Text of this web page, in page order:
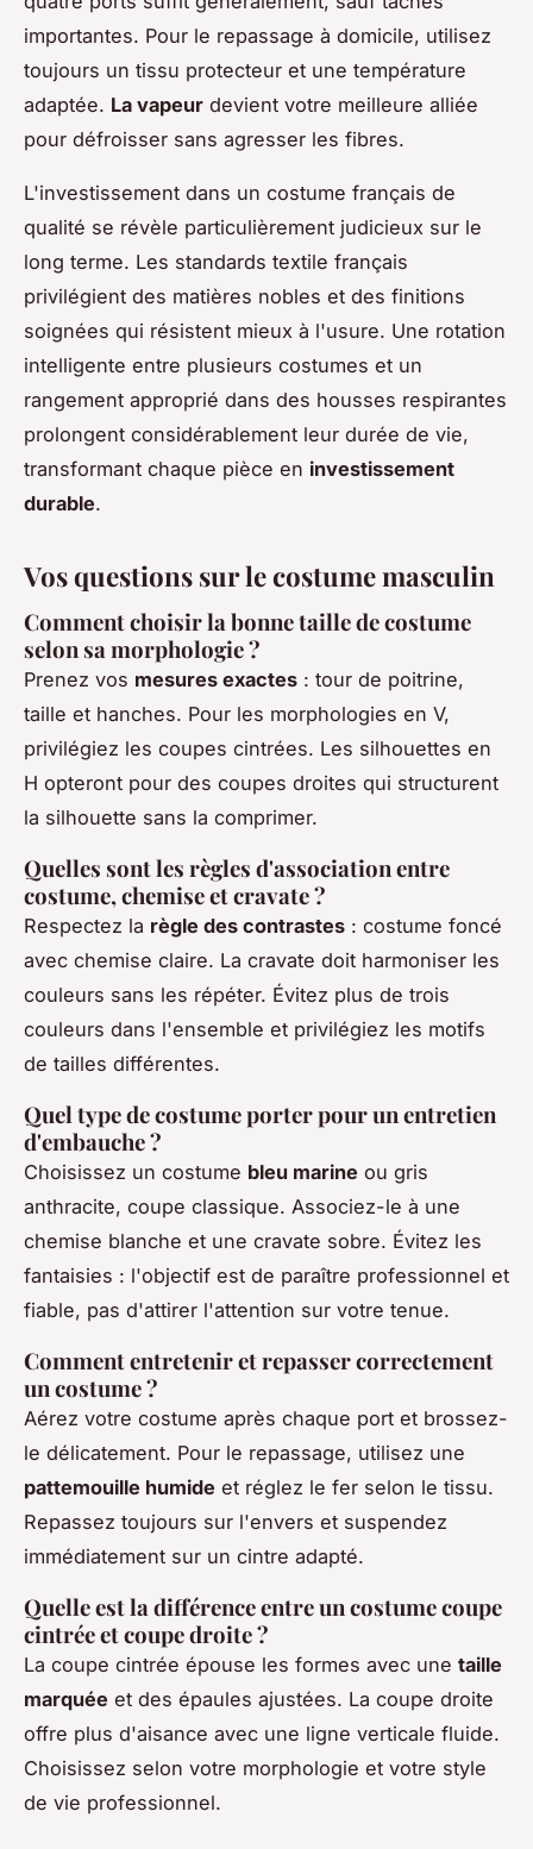
importantes. Pour le repassage à domicile, utilisez
toujours un tissu protecteur et une température
adaptée. La vapeur devient votre meilleure alliée
pour défroisser sans agresser les fibres.
L'investissement dans un costume français de
qualité se révèle particulièrement judicieux sur le
long terme. Les standards textile français
privilégient des matières nobles et des finitions
soignées qui résistent mieux à l'usure. Une rotation
intelligente entre plusieurs costumes et un
rangement approprié dans des housses respirantes
prolongent considérablement leur durée de vie,
transformant chaque pièce en investissement
durable.
Vos questions sur le costume masculin
Comment choisir la bonne taille de costume
selon sa morphologie ?
Prenez vos mesures exactes : tour de poitrine,
taille et hanches. Pour les morphologies en V,
privilégiez les coupes cintrées. Les silhouettes en
H opteront pour des coupes droites qui structurent
la silhouette sans la comprimer.
Quelles sont les règles d'association entre
costume, chemise et cravate ?
Respectez la règle des contrastes : costume foncé
avec chemise claire. La cravate doit harmoniser les
couleurs sans les répéter. Évitez plus de trois
couleurs dans l'ensemble et privilégiez les motifs
de tailles différentes.
Quel type de costume porter pour un entretien
d'embauche ?
Choisissez un costume bleu marine ou gris
anthracite, coupe classique. Associez-le à une
chemise blanche et une cravate sobre. Évitez les
fantaisies : l'objectif est de paraître professionnel et
fiable, pas d'attirer l'attention sur votre tenue.
Comment entretenir et repasser correctement
un costume ?
Aérez votre costume après chaque port et brossez-
le délicatement. Pour le repassage, utilisez une
pattemouille humide et réglez le fer selon le tissu.
Repassez toujours sur l'envers et suspendez
immédiatement sur un cintre adapté.
Quelle est la différence entre un costume coupe
cintrée et coupe droite ?
La coupe cintrée épouse les formes avec une taille
marquée et des épaules ajustées. La coupe droite
offre plus d'aisance avec une ligne verticale fluide.
Choisissez selon votre morphologie et votre style
de vie professionnel.